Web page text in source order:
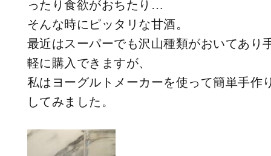
ったり食欲がおちたり…
そんな時にピッタリな甘酒。
最近はスーパーでも沢山種類がおいてあり
軽に購入できますが、
私はヨーグルトメーカーを使って簡単手作
してみました。